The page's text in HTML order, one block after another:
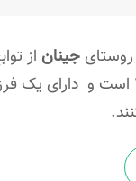
جینان از
این کشاورز متولد 1345